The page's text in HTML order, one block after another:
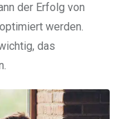
der Erfolg von
werden.
das